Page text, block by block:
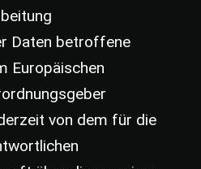
Daten betroffene
Europäischen
von dem für die